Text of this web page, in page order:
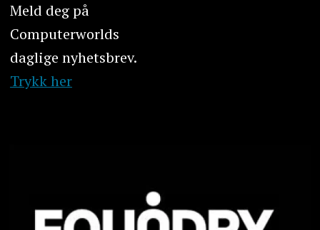
Meld deg på
Computerworlds
daglige nyhetsbrev.
Trykk her